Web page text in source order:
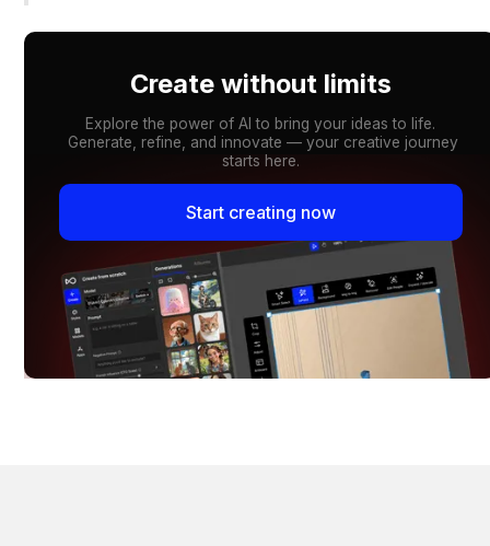
Create without limits
Explore the power of AI to bring your ideas to life.
Generate, refine, and innovate — your creative journey
starts here.
Start creating now